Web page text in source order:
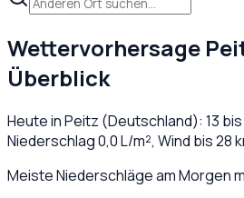
Wettervorhersage
Überblick
Heute inPeitz (Deutschland): 13 bis
Niederschlag0,0L/m², Wind bis28
Meiste Niederschläge am Morgen